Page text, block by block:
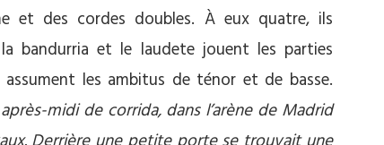
et des cordes doubles. À eux quatre, ils
bandurria et le laudete jouent les parties
les ambitus de ténor et de basse.
midi de corrida, dans l’arène de Madrid